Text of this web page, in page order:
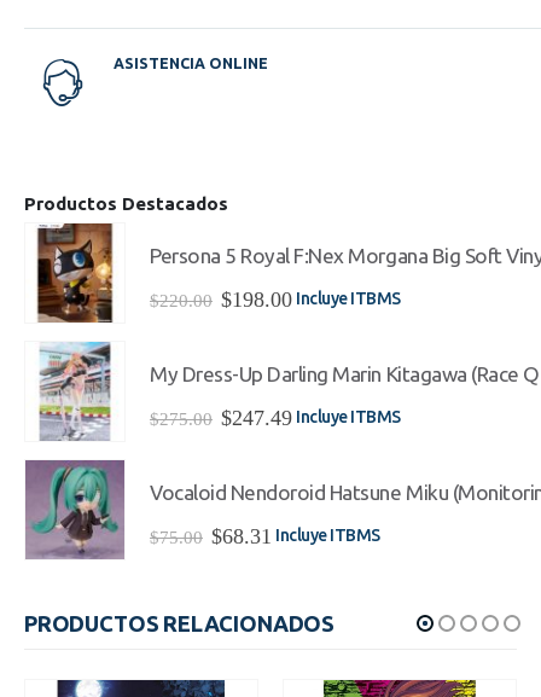
ASISTENCIA ONLINE
Productos Destacados
Persona 5 Royal F:Nex Morgana Big Soft
$220.00 El
era:
$220.00.
$198.00El
es:
$198.00.
Incluye ITBMS
My Dress-Up Darling Marin Kitagawa (Race
$275.00 El
era:
$247.49El
es:
Incluye ITBMS
Vocaloid Nendoroid Hatsune Miku
$75.00 El
$75.00.
$68.31 El
$68.31.
Incluye ITBMS
PRODUCTOS RELACIONADOS